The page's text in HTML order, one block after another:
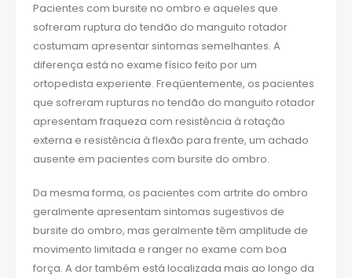
Pacientes com bursite no ombro e aqueles que
sofreram ruptura do tendão do manguito rotador
costumam apresentar sintomas semelhantes. A
diferença está no exame físico feito por um
ortopedista experiente. Freqüentemente, os pacientes
que sofreram rupturas no tendão do manguito rotador
apresentam fraqueza com resistência à rotação
externa e resistência à flexão para frente, um achado
ausente em pacientes com bursite do ombro.
Da mesma forma, os pacientes com artrite do ombro
geralmente apresentam sintomas sugestivos de
bursite do ombro, mas geralmente têm amplitude de
movimento limitada e ranger no exame com boa
força. A dor também está localizada mais ao longo da